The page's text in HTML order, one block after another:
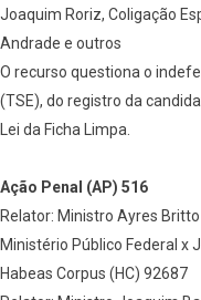
Joaquim Roriz, Coligação
Andrade e outros
O recurso questiona o
(TSE), do registro da
Lei da Ficha Limpa.
Ação Penal (AP) 516
Relator: Ministro Ayres Britto
Ministério Público Federal x
Habeas Corpus (HC) 92687